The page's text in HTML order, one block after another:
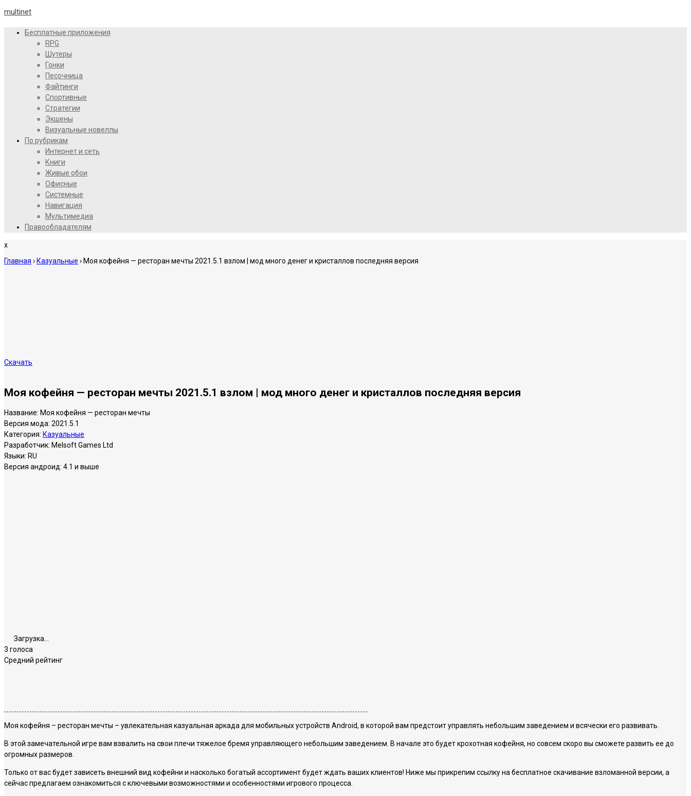
multinet
Бесплатные приложения
RPG
Шутеры
Гонки
Песочница
Файтинги
Спортивные
Стратегии
Экшены
Визуальные новеллы
По рубрикам
Интернет и сеть
Книги
Живые обои
Офисные
Системные
Навигация
Мультимедиа
Правообладателям
x
Главная › Казуальные › Моя кофейня — ресторан мечты 2021.5.1 взлом | мод много денег и кристаллов последняя версия
Скачать
Моя кофейня — ресторан мечты 2021.5.1 взлом | мод много денег и кристаллов последняя версия
Название: Моя кофейня — ресторан мечты
Версия мода: 2021.5.1
Категория: Казуальные
Разработчик: Melsoft Games Ltd
Языки: RU
Версия андроид: 4.1 и выше
Загрузка...
3 голоса
Средний рейтинг
Моя кофейня – ресторан мечты – увлекательная казуальная аркада для мобильных устройств Android, в которой вам предстоит управлять небольшим заведением и всячески его развивать.
В этой замечательной игре вам взвалить на свои плечи тяжелое бремя управляющего небольшим заведением. В начале это будет крохотная кофейня, но совсем скоро вы сможете развить ее до
огромных размеров.
Только от вас будет зависеть внешний вид кофейни и насколько богатый ассортимент будет ждать ваших клиентов! Ниже мы прикрепим ссылку на бесплатное скачивание взломанной версии, а
сейчас предлагаем ознакомиться с ключевыми возможностями и особенностями игрового процесса.